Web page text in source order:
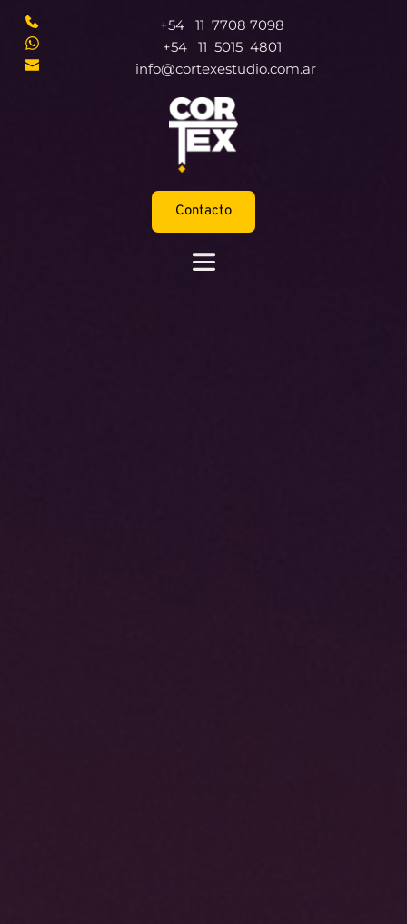
+54   11  7708 7098
+54   11  5015  4801
info@cortexestudio.com.ar
Contacto